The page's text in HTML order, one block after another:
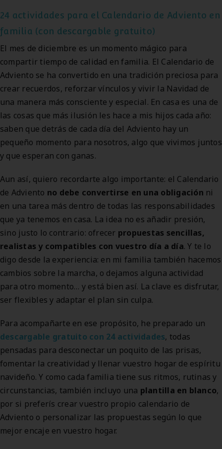
24 actividades para el Calendario de Adviento en
familia (con descargable gratuito)
El mes de diciembre es un momento mágico para
compartir tiempo de calidad en familia. El Calendario de
Adviento se ha convertido en una tradición preciosa para
crear recuerdos, reforzar vínculos y vivir la Navidad de
una manera más consciente y especial. En casa es una de
las cosas que más ilusión les hace a mis hijos cada año:
saben que detrás de cada día del Adviento hay un
pequeño momento para nosotros, algo que vivimos juntos
y que esperan con ganas.
Aun así, quiero recordarte algo importante: el Calendario
de Adviento no debe convertirse en una obligación ni
en una tarea más dentro de todas las responsabilidades
que ya tenemos en casa. La idea no es añadir presión,
sino justo lo contrario: ofrecer propuestas sencillas,
realistas y compatibles con vuestro día a día. Y te lo
digo desde la experiencia: en mi familia también hacemos
cambios sobre la marcha, o dejamos alguna actividad
para otro momento… y está bien así. La clave es disfrutar,
ser flexibles y adaptar el plan sin culpa.
Para acompañarte en ese propósito, he preparado un
descargable gratuito con 24 actividades, todas
pensadas para desconectar un poquito de las prisas,
fomentar la creatividad y llenar vuestro hogar de espíritu
navideño. Y como cada familia tiene sus ritmos, rutinas y
circunstancias, también incluyo una plantilla en blanco,
por si preferís crear vuestro propio calendario de
Adviento o personalizar las propuestas según lo que
mejor encaje en vuestro hogar.